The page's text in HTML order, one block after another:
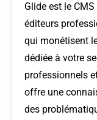
Glide est le
éditeurs
qui monétisent
dédiée à votre
professionnels
offre une
des